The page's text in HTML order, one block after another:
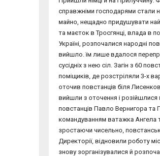
справжніми господарями стали
майно, нещадно придушувати
та маєток в Тросгянці, влада в
Україні, розпочалися народні
вийшло. їм лише вдалося
сусідніх з нею сіл. Загін з 60
поміщиків, де розстріляли 3-х
оточив повстанців біля
вийшли з оточення і розійшлися
повстанців Павло Вернигора та
командуванням ватажка Ангела
зростаючи чисельно,
Директорії, відновили роботу
знову зорганізувалися й